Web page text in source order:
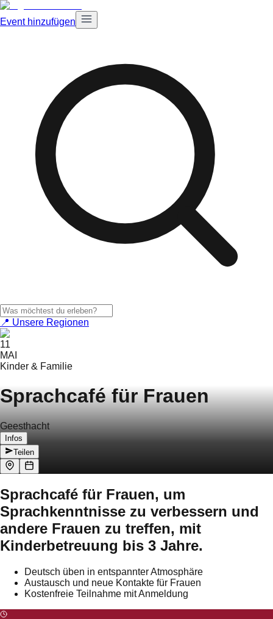
Event hinzufügen
📍 Unsere Regionen
11
MAI
Kinder & Familie
Sprachcafé für Frauen
Geesthacht
Infos
Teilen
Sprachcafé für Frauen, um
Sprachkenntnisse zu verbessern und
andere Frauen zu treffen, mit
Kinderbetreuung bis 3 Jahre.
Deutsch üben in entspannter Atmosphäre
Austausch und neue Kontakte für Frauen
Kostenfreie Teilnahme mit Anmeldung